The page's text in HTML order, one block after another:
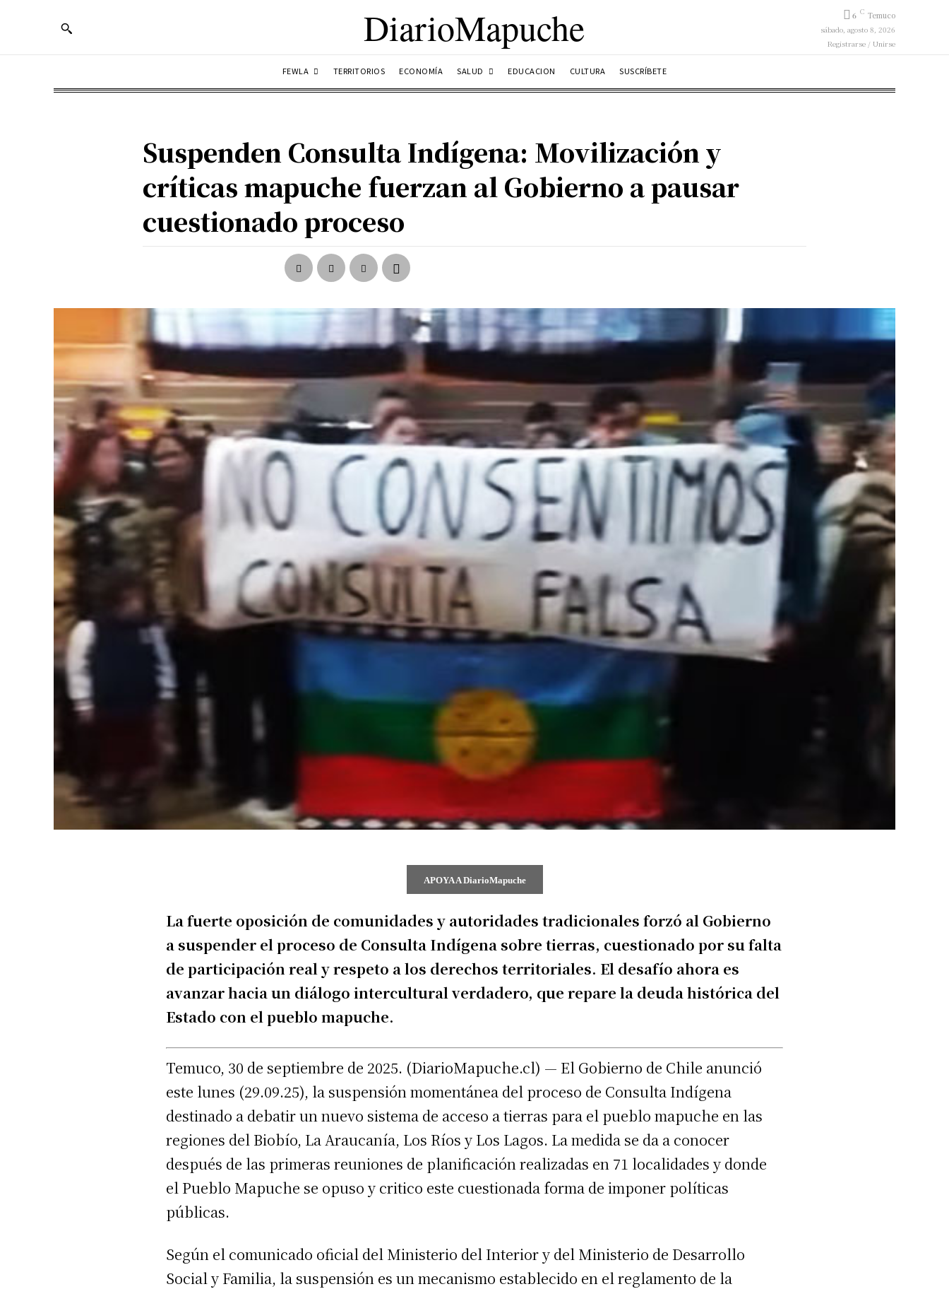
DiarioMapuche 6 C Temuco
sábado, agosto 8, 2026
Registrarse / Unirse
FEWLA TERRITORIOS ECONOMÍA SALUD EDUCACION CULTURA SUSCRÍBETE
Suspenden Consulta Indígena: Movilización y
críticas mapuche fuerzan al Gobierno a pausar
cuestionado proceso
APOYA A DiarioMapuche
La fuerte oposición de comunidades y autoridades tradicionales forzó al Gobierno
a suspender el proceso de Consulta Indígena sobre tierras, cuestionado por su falta
de participación real y respeto a los derechos territoriales. El desafío ahora es
avanzar hacia un diálogo intercultural verdadero, que repare la deuda histórica del
Estado con el pueblo mapuche.
Temuco, 30 de septiembre de 2025. (DiarioMapuche.cl) — El Gobierno de Chile anunció
este lunes (29.09.25), la suspensión momentánea del proceso de Consulta Indígena
destinado a debatir un nuevo sistema de acceso a tierras para el pueblo mapuche en las
regiones del Biobío, La Araucanía, Los Ríos y Los Lagos. La medida se da a conocer
después de las primeras reuniones de planificación realizadas en 71 localidades y donde
el Pueblo Mapuche se opuso y critico este cuestionada forma de imponer políticas
públicas.
Según el comunicado oficial del Ministerio del Interior y del Ministerio de Desarrollo
Social y Familia, la suspensión es un mecanismo establecido en el reglamento de la